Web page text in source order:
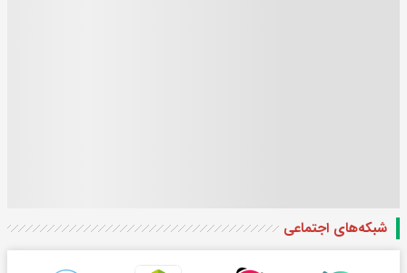
شبکه‌های اجتماعی